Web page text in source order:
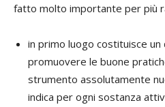
fatto molto importante per più
in primo luogo costituisce
promuovere le buone
strumento assolutamente
indica per ogni sostanza